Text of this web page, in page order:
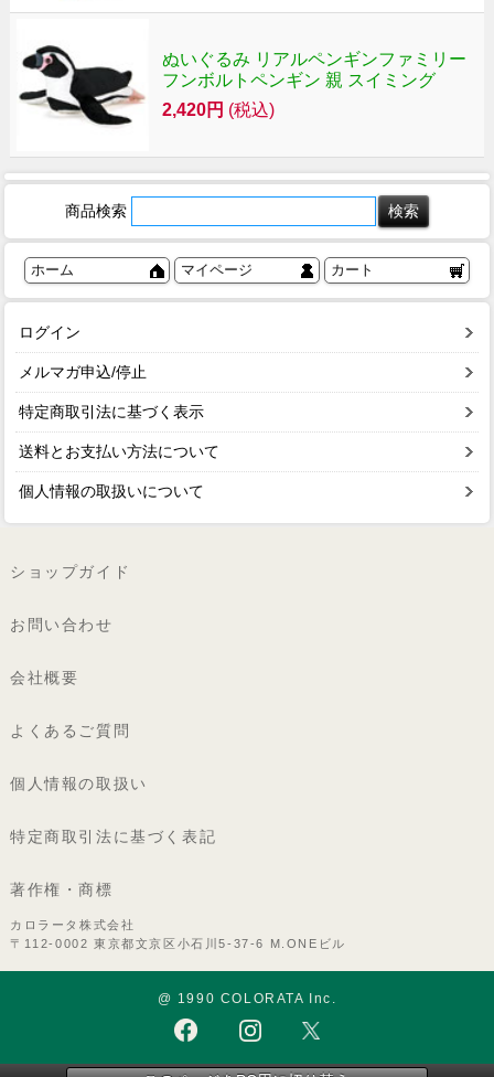
ぬいぐるみ リアルペンギンファミリー
フンボルトペンギン 親 スイミング
2,420円 (税込)
商品検索
ホーム マイページ カート
ログイン
メルマガ申込/停止
特定商取引法に基づく表示
送料とお支払い方法について
個人情報の取扱いについて
ショップガイド
お問い合わせ
会社概要
よくあるご質問
個人情報の取扱い
特定商取引法に基づく表記
著作権・商標
カロラータ株式会社
〒112-0002 東京都文京区小石川5-37-6 M.ONEビル
@ 1990 COLORATA Inc.